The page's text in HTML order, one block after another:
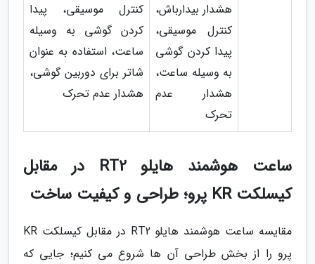
هشدار بیدارباش،
کنترل موسیقی،
پیدا کردن گوشی
به وسیله ساعت،
هشدار عدم
تحرک
کنترل موسیقی، پیدا
کردن گوشی به وسیله
ساعت، استفاده به عنوان
شاتر برای دوربین گوشی،
هشدار عدم تحرک
ساعت هوشمند هایلو RT2 در مقابل
کیسلکت KR پرو؛ طراحی و کیفیت ساخت
مقایسه ساعت هوشمند هایلو RT2 در مقابل کیسلکت KR
پرو را از بخش طراحی آن ها شروع می کنیم؛ جایی که